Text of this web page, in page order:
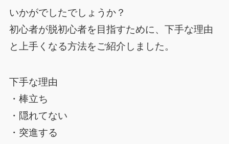
いかがでしたでしょうか？
初心者が脱初心者を目指すために、下手な理由
と上手くなる方法をご紹介しました。
下手な理由
・棒立ち
・隠れてない
・突進する